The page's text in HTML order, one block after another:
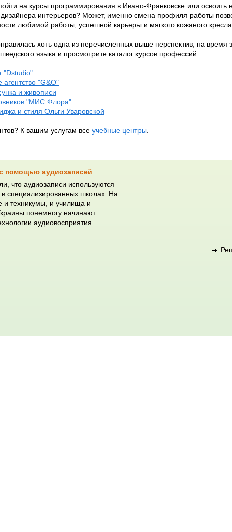
на курсы программирования в Ивано-Франковске или освоить
интерьеров? Может, именно смена профиля работы
любимой работы, успешной карьеры и мягкого кожаного
хоть одна из перечисленных выше перспектив, на время
языка и просмотрите каталог курсов профессий:
"Dstudio"
"G&O"
и живописи
"МИС Флора"
и стиля Ольги Уваровской
К вашим услугам все учебные центры
помощью аудиозаписей
что аудиозаписи используются
специализированных школах. На
и техникумы, и училища и
понемногу начинают
аудиовосприятия.